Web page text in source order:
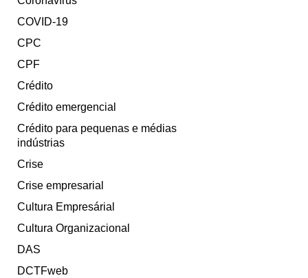
COVID-19
CPC
CPF
Crédito
Crédito emergencial
Crédito para pequenas e médias
indústrias
Crise
Crise empresarial
Cultura Empresárial
Cultura Organizacional
DAS
DCTFweb